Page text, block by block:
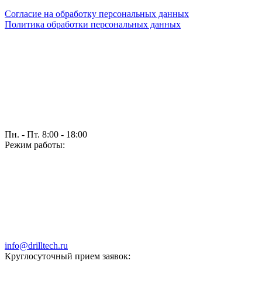
Согласие на обработку персональных данных
Политика обработки персональных данных
Пн. - Пт. 8:00 - 18:00
Режим работы:
info@drilltech.ru
Круглосуточный прием заявок: